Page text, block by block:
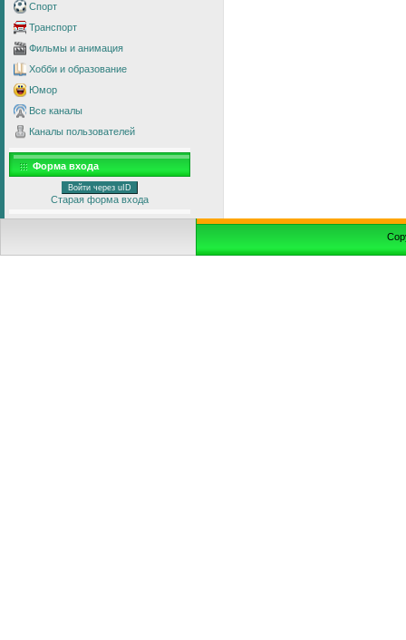
Спорт
Транспорт
Фильмы и анимация
Хобби и образование
Юмор
Все каналы
Каналы пользователей
Форма входа
Войти через uID
Старая форма входа